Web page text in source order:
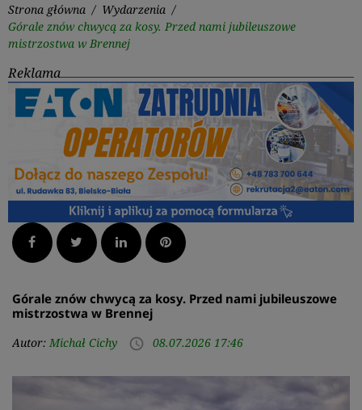
Strona główna / Wydarzenia /
Górale znów chwycą za kosy. Przed nami jubileuszowe
mistrzostwa w Brennej
Reklama
Facebook Twitter LinkedInPinterest
Górale znów chwycą za kosy. Przed nami jubileuszowe
mistrzostwa w Brennej
Autor: Michał Cichy access_time 08.07.2026 17:46